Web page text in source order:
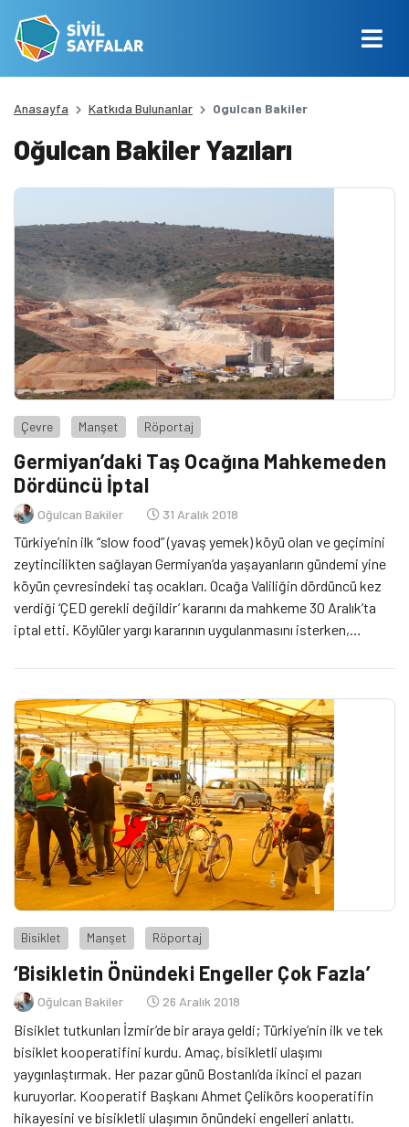
Anasayfa Katkıda Bulunanlar Ogulcan Bakiler
Oğulcan Bakiler Yazıları
Çevre Manşet Röportaj
Germiyan’daki Taş Ocağına Mahkemeden
Dördüncü İptal
Oğulcan Bakiler 31 Aralık 2018
Türkiye’nin ilk “slow food” (yavaş yemek) köyü olan ve geçimini
zeytincilikten sağlayan Germiyan’da yaşayanların gündemi yine
köyün çevresindeki taş ocakları. Ocağa Valiliğin dördüncü kez
verdiği ‘ÇED gerekli değildir’ kararını da mahkeme 30 Aralık’ta
iptal etti. Köylüler yargı kararının uygulanmasını isterken,
dikkat çekiyor.
Bisiklet Manşet Röportaj
‘Bisikletin Önündeki Engeller Çok Fazla’
Oğulcan Bakiler 26 Aralık 2018
Bisiklet tutkunları İzmir’de bir araya geldi; Türkiye’nin ilk ve tek
bisiklet kooperatifini kurdu. Amaç, bisikletli ulaşımı
yaygınlaştırmak. Her pazar günü Bostanlı’da ikinci el pazarı
kuruyorlar. Kooperatif Başkanı Ahmet Çelikörs kooperatifin
hikayesini ve bisikletli ulaşımın önündeki engelleri anlattı.